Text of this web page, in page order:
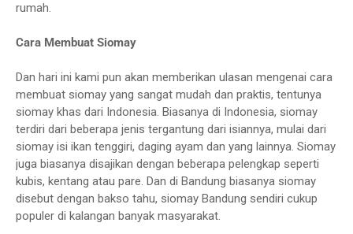
rumah.
Cara Membuat Siomay
Dan hari ini kami pun akan memberikan ulasan mengenai cara
membuat siomay yang sangat mudah dan praktis, tentunya
siomay khas dari Indonesia. Biasanya di Indonesia, siomay
terdiri dari beberapa jenis tergantung dari isiannya, mulai dari
siomay isi ikan tenggiri, daging ayam dan yang lainnya. Siomay
juga biasanya disajikan dengan beberapa pelengkap seperti
kubis, kentang atau pare. Dan di Bandung biasanya siomay
disebut dengan bakso tahu, siomay Bandung sendiri cukup
populer di kalangan banyak masyarakat.